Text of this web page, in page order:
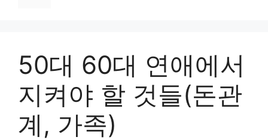
50대 60대 연애에서
지켜야 할 것들(돈관
계, 가족)